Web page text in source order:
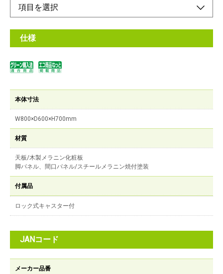
仕様
本体寸法
W800×D600×H700mm
材質
天板/木製メラニン化粧板
脚パネル、間口パネル/スチールメラニン焼付塗装
付属品
ロック式キャスター付
JANコード
メーカー品番